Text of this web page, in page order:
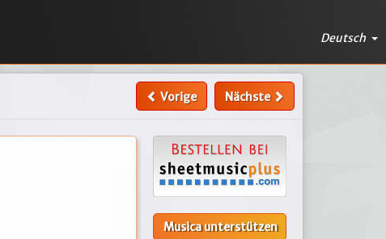
Deutsch
Vorige Nächste
Musica unterstützen